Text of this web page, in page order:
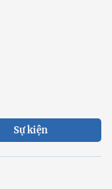
Sự kiện